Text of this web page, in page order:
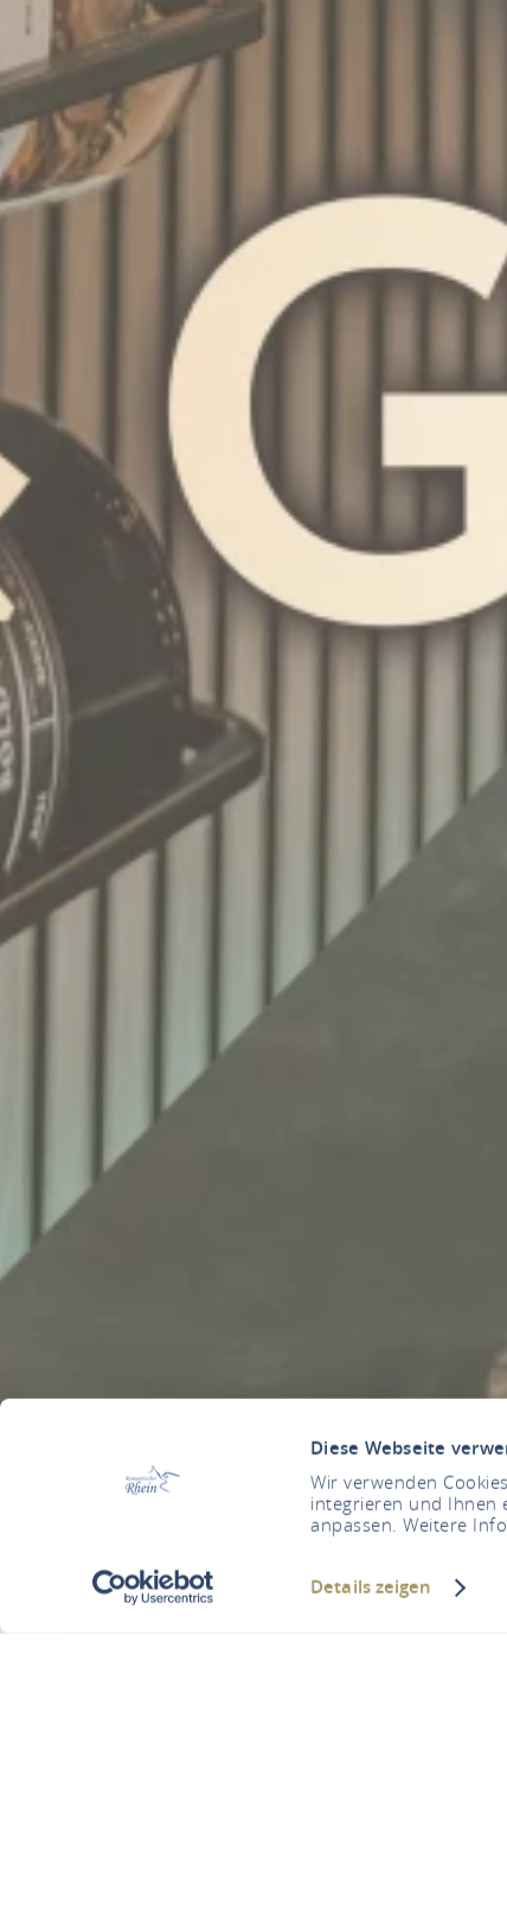
Diese Webseite
Wir verwenden
integrieren und Ihnen
anpassen. Weitere
Details zeigen